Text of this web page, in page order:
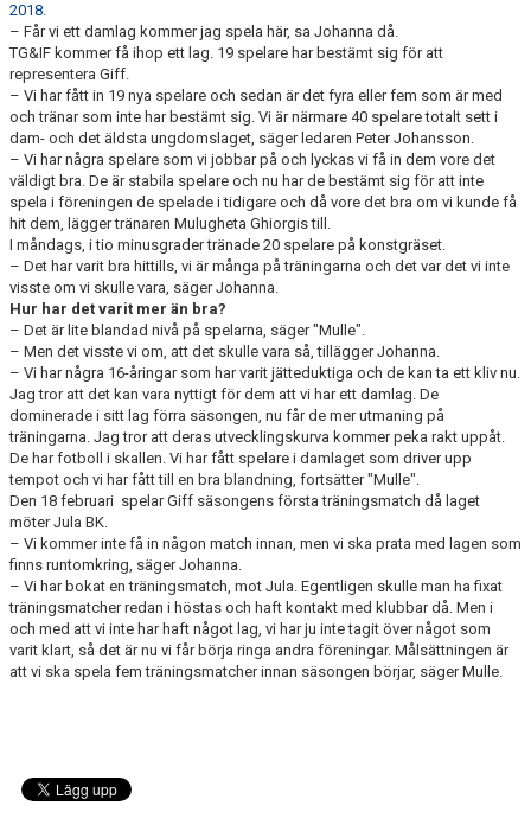
2018.
– Får vi ett damlag kommer jag spela här, sa Johanna då.
TG&IF kommer få ihop ett lag. 19 spelare har bestämt sig för att
representera Giff.
– Vi har fått in 19 nya spelare och sedan är det fyra eller fem som är med
och tränar som inte har bestämt sig. Vi är närmare 40 spelare totalt sett i
dam- och det äldsta ungdomslaget, säger ledaren Peter Johansson.
– Vi har några spelare som vi jobbar på och lyckas vi få in dem vore det
väldigt bra. De är stabila spelare och nu har de bestämt sig för att inte
spela i föreningen de spelade i tidigare och då vore det bra om vi kunde få
hit dem, lägger tränaren Mulugheta Ghiorgis till.
I måndags, i tio minusgrader tränade 20 spelare på konstgräset.
– Det har varit bra hittills, vi är många på träningarna och det var det vi inte
visste om vi skulle vara, säger Johanna.
Hur har det varit mer än bra?
– Det är lite blandad nivå på spelarna, säger "Mulle".
– Men det visste vi om, att det skulle vara så, tillägger Johanna.
– Vi har några 16-åringar som har varit jätteduktiga och de kan ta ett kliv nu.
Jag tror att det kan vara nyttigt för dem att vi har ett damlag. De
dominerade i sitt lag förra säsongen, nu får de mer utmaning på
träningarna. Jag tror att deras utvecklingskurva kommer peka rakt uppåt.
De har fotboll i skallen. Vi har fått spelare i damlaget som driver upp
tempot och vi har fått till en bra blandning, fortsätter "Mulle".
Den 18 februari spelar Giff säsongens första träningsmatch då laget
möter Jula BK.
– Vi kommer inte få in någon match innan, men vi ska prata med lagen som
finns runtomkring, säger Johanna.
– Vi har bokat en träningsmatch, mot Jula. Egentligen skulle man ha fixat
träningsmatcher redan i höstas och haft kontakt med klubbar då. Men i
och med att vi inte har haft något lag, vi har ju inte tagit över något som
varit klart, så det är nu vi får börja ringa andra föreningar. Målsättningen är
att vi ska spela fem träningsmatcher innan säsongen börjar, säger Mulle.